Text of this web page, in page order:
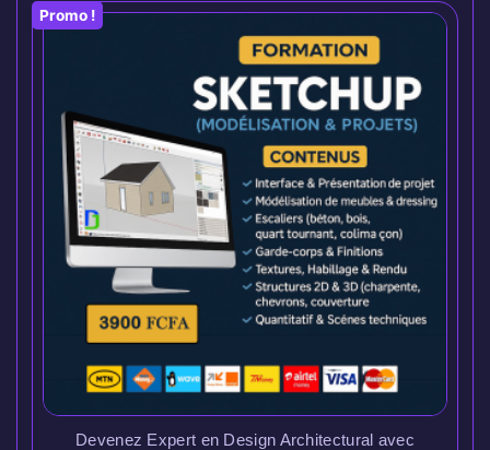
Promo !
Devenez Expert en Design Architectural avec